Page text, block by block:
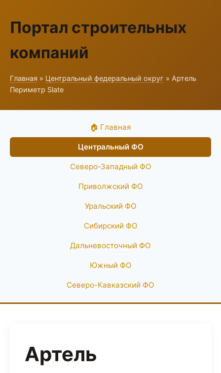
Портал строительных
компаний
Главная » Центральный федеральный округ » Артель
Периметр Slate
🏠 Главная
Центральный ФО
Северо-Западный ФО
Приволжский ФО
Уральский ФО
Сибирский ФО
Дальневосточный ФО
Южный ФО
Северо-Кавказский ФО
Артель